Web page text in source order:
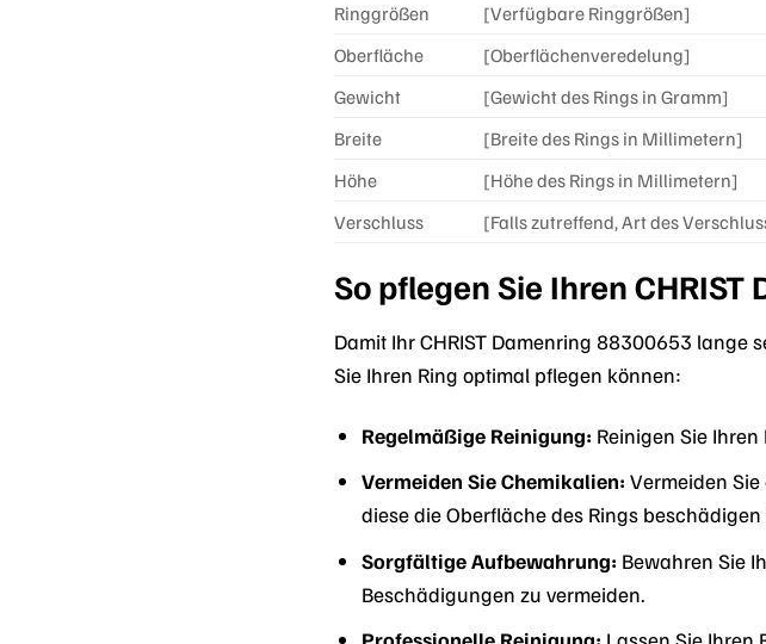
Ringgrößen
[Verfügbare Ringgrößen]
Oberfläche
[Oberflächenveredelung]
Gewicht
[Gewicht des Rings in Gramm]
Breite
[Breite des Rings in Millimetern]
Höhe
[Höhe des Rings in Millimetern]
Verschluss
[Falls zutreffend, Art des
So pflegen Sie Ihren CHRIST
Damit Ihr CHRIST Damenring 88300653 lange
Sie Ihren Ring optimal pflegen können:
Regelmäßige Reinigung: Reinigen Sie
Vermeiden Sie Chemikalien: Vermeiden
diese die Oberfläche des Rings
Sorgfältige Aufbewahrung: Bewahren Sie
Beschädigungen zu vermeiden.